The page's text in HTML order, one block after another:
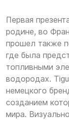
Первая
родине, во
прошел также
где была
топливными
водородах.
немецкого
созданием
мира.